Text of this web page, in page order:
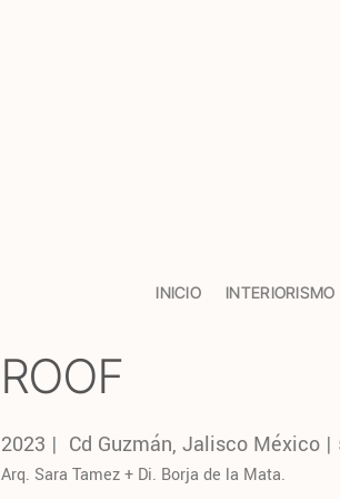
INICIO INTERIORISMO
ROOF
2023 | Cd Guzmán, Jalisco México |
Arq. Sara Tamez + Di. Borja de la Mata.